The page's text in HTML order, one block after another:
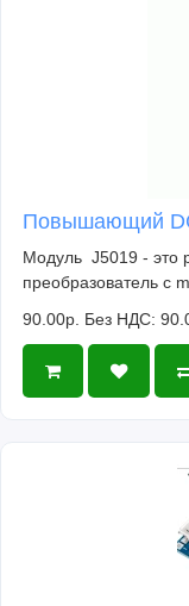
Повышающий
Модуль J5019 - это
преобразователь c
90.00р. Без НДС: